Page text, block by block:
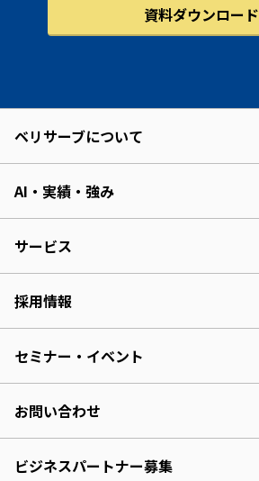
資料ダウンロード
ベリサーブについて
AI・実績・強み
サービス
採用情報
セミナー・イベント
お問い合わせ
ビジネスパートナー募集